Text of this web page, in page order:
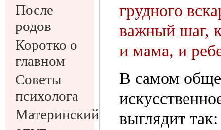
После
родов
Коротко о
главном
Советы
психолога
Материнский
грудного
важный шаг,
и мама, и
В самом
выглядит